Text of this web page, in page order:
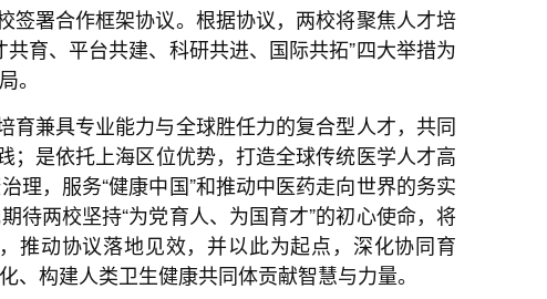
署合作框架协议。根据协议，两校将聚焦人才培
育、平台共建、科研共进、国际共拓”四大举措为
。
兼具专业能力与全球胜任力的复合型人才，共同
；是依托上海区位优势，打造全球传统医学人才高
理，服务“健康中国”和推动中医药走向世界的务实
待两校坚持“为党育人、为国育才”的初心使命，将
推动协议落地见效，并以此为起点，深化协同育
构建人类卫生健康共同体贡献智慧与力量。